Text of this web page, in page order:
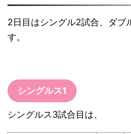
2日目はシングル2試合、ダブ
す。
シングルス1
シングルス3試合目は、